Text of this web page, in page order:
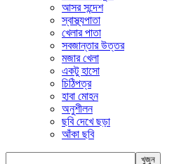
আসর সন্দেশ
স্বাস্থ্যপাতা
খেলার পাতা
সবজান্তার উত্তর
মজার খেলা
একটু হাসো
চিঠিপত্র
হাবা মোহন
অনুশীলন
ছবি দেখে ছড়া
আঁকা ছবি